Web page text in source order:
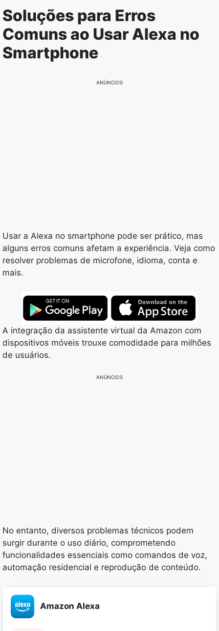
Pular
para
o
conteúdo
Soluções para Erros
Comuns ao Usar Alexa no
Smartphone
ANÚNCIOS
Usar a Alexa no smartphone pode ser prático, mas
alguns erros comuns afetam a experiência. Veja como
resolver problemas de microfone, idioma, conta e
mais.
A integração da assistente virtual da Amazon com
dispositivos móveis trouxe comodidade para milhões
de usuários.
ANÚNCIOS
No entanto, diversos problemas técnicos podem
surgir durante o uso diário, comprometendo
funcionalidades essenciais como comandos de voz,
automação residencial e reprodução de conteúdo.
Amazon Alexa